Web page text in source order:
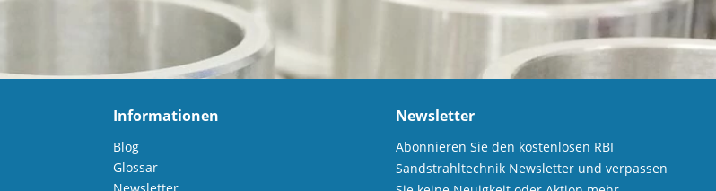
Informationen
Blog
Glossar
Newsletter
Abonnieren Sie den kostenlosen RBI
Sandstrahltechnik Newsletter und verpassen